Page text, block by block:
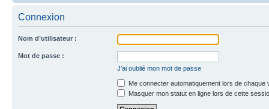
Connexion
Nom d’utilisateur :
Mot de passe :
J’ai oublié mon mot de passe
Me connecter automatiquement lors de chaque
Masquer mon statut en ligne lors de cette